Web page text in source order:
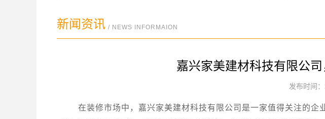
新闻资讯 / NEWS INFORMAION
嘉兴家美建材科技有限公
发布时间
在装修市场中，嘉兴家美建材科技有限公司是一家值得关注的